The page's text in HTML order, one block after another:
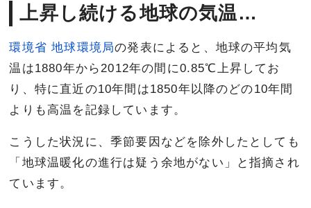
上昇し続ける地球の気温…
環境省 地球環境局の発表によると、地球の平均気
温は1880年から2012年の間に0.85℃上昇してお
り、特に直近の10年間は1850年以降のどの10年間
よりも高温を記録しています。
こうした状況に、季節要因などを除外したとしても
「地球温暖化の進行は疑う余地がない」と指摘され
ています。